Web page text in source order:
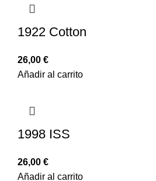
1922 Cotton
26,00 €
Añadir al carrito
1998 ISS
26,00 €
Añadir al carrito